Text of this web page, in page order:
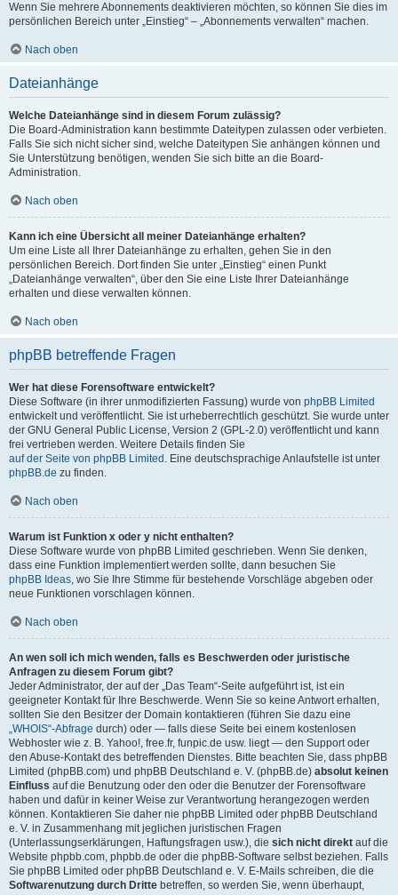
Wenn Sie mehrere Abonnements deaktivieren möchten, so können Sie dies im
persönlichen Bereich unter „Einstieg“ – „Abonnements verwalten“ machen.
Nach oben
Dateianhänge
Welche Dateianhänge sind in diesem Forum zulässig?
Die Board-Administration kann bestimmte Dateitypen zulassen oder verbieten.
Falls Sie sich nicht sicher sind, welche Dateitypen Sie anhängen können und
Sie Unterstützung benötigen, wenden Sie sich bitte an die Board-
Administration.
Nach oben
Kann ich eine Übersicht all meiner Dateianhänge erhalten?
Um eine Liste all Ihrer Dateianhänge zu erhalten, gehen Sie in den
persönlichen Bereich. Dort finden Sie unter „Einstieg“ einen Punkt
„Dateianhänge verwalten“, über den Sie eine Liste Ihrer Dateianhänge
erhalten und diese verwalten können.
Nach oben
phpBB betreffende Fragen
Wer hat diese Forensoftware entwickelt?
Diese Software (in ihrer unmodifizierten Fassung) wurde von phpBB Limited
entwickelt und veröffentlicht. Sie ist urheberrechtlich geschützt. Sie wurde unter
der GNU General Public License, Version 2 (GPL-2.0) veröffentlicht und kann
frei vertrieben werden. Weitere Details finden Sie
auf der Seite von phpBB Limited . Eine deutschsprachige Anlaufstelle ist unter
phpBB.de zu finden.
Nach oben
Warum ist Funktion x oder y nicht enthalten?
Diese Software wurde von phpBB Limited geschrieben. Wenn Sie denken,
dass eine Funktion implementiert werden sollte, dann besuchen Sie
phpBB Ideas, wo Sie Ihre Stimme für bestehende Vorschläge abgeben oder
neue Funktionen vorschlagen können.
Nach oben
An wen soll ich mich wenden, falls es Beschwerden oder juristische
Anfragen zu diesem Forum gibt?
Jeder Administrator, der auf der „Das Team“-Seite aufgeführt ist, ist ein
geeigneter Kontakt für Ihre Beschwerde. Wenn Sie so keine Antwort erhalten,
sollten Sie den Besitzer der Domain kontaktieren (führen Sie dazu eine
„WHOIS“-Abfrage durch) oder — falls diese Seite bei einem kostenlosen
Webhoster wie z. B. Yahoo!, free.fr, funpic.de usw. liegt — den Support oder
den Abuse-Kontakt des betreffenden Dienstes. Bitte beachten Sie, dass phpBB
Limited (phpBB.com) und phpBB Deutschland e. V. (phpBB.de) absolut keinen
Einfluss auf die Benutzung oder den oder die Benutzer der Forensoftware
haben und dafür in keiner Weise zur Verantwortung herangezogen werden
können. Kontaktieren Sie daher nie phpBB Limited oder phpBB Deutschland
e. V. in Zusammenhang mit jeglichen juristischen Fragen
(Unterlassungserklärungen, Haftungsfragen usw.), die sich nicht direkt auf die
Website phpbb.com, phpbb.de oder die phpBB-Software selbst beziehen. Falls
Sie phpBB Limited oder phpBB Deutschland e. V. E-Mails schreiben, die die
Softwarenutzung durch Dritte betreffen, so werden Sie, wenn überhaupt,